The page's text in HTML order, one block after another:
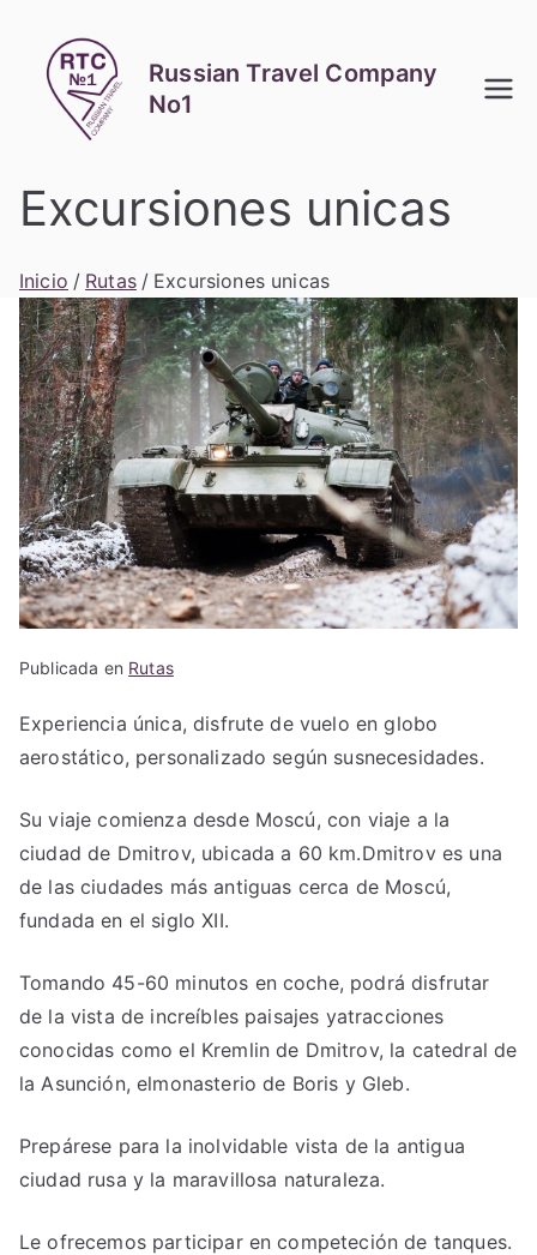
contenido
Russian Travel Company
No1
Excursiones unicas
Inicio Rutas Excursiones unicas
Publicada en Rutas
Experiencia única, disfrute de vuelo en globo
aerostático, personalizado según susnecesidades.
Su viaje comienza desde Moscú, con viaje a la
ciudad de Dmitrov, ubicada a 60 km.Dmitrov es una
de las ciudades más antiguas cerca de Moscú,
fundada en el siglo XII.
Tomando 45-60 minutos en coche, podrá disfrutar
de la vista de increíbles paisajes yatracciones
conocidas como el Kremlin de Dmitrov, la catedral de
la Asunción, elmonasterio de Boris y Gleb.
Prepárese para la inolvidable vista de la antigua
ciudad rusa y la maravillosa naturaleza.
Le ofrecemos participar en competeción de tanques.